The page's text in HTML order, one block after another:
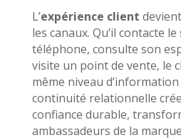
L’expérience client
les canaux. Qu’il contacte
téléphone, consulte son
visite un point de vente, le
même niveau
continuité relationnelle
confiance durable,
ambassadeurs de la